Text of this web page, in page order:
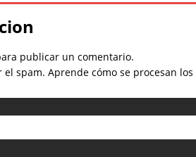
publicar un comentario.
el spam. Aprende cómo se procesan